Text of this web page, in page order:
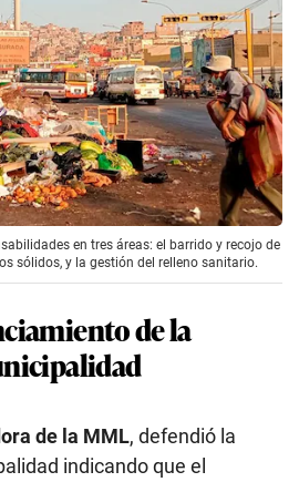
en tres áreas: el barrido y recojo de
sólidos, y la gestión del relleno sanitario.
de la
de la MML, defendió la
indicando que el